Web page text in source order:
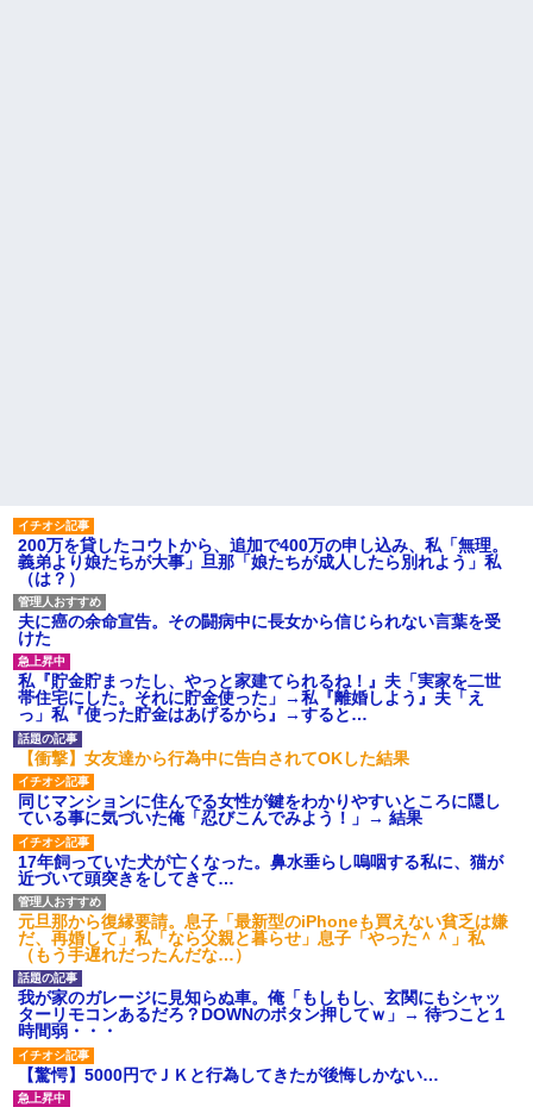
触らないでよ！」キチママ『そ
こに金庫があったから、開けて
みようとしただけ☆』義兄「泥
は出てけ！二度と来るな！」結
果・・・
私「初めて飲む味だけどなん
のお茶？」彼「ちっ！」私「」
【GIF】JSのカンチョーワロ
タ
後続車にクラクションを鳴ら
され彼氏が逆切れ。「何クラク
ション鳴らしてんだ！降りてこ
いよ！」と怒鳴りだし...
【衝撃】報酬100万円超の治験
募集がこちらｗｗｗｗｗ(※画像
あり)
【ネット騒然】惨殺されたタ
ワマン頂き女子のこの動画、す
げえええええｗｗｗｗｗｗｗｗ
ｗｗｗ
【愕然】白のクラウン俺氏、
高速道路左車線を制限速度で走
った結果wwwwwwwwwwww
百年の恋12-899 食べた量を
張り合ってくる
【悲報】佐藤輝明・・・２軍
でも盛大にやらかす←あまり悲
しませないでくれ
200万を貸したコウトから、追加で400万の申し込み、私「無理。
義弟より娘たちが大事」旦那「娘たちが成人したら別れよう」私
（は？）
夫に癌の余命宣告。その闘病中に長女から信じられない言葉を受
けた
私『貯金貯まったし、やっと家建てられるね！』夫「実家を二世
帯住宅にした。それに貯金使った」→私『離婚しよう』夫「え
っ」私『使った貯金はあげるから』→すると…
【衝撃】女友達から行為中に告白されてOKした結果
同じマンションに住んでる女性が鍵をわかりやすいところに隠し
ている事に気づいた俺「忍びこんでみよう！」→ 結果
17年飼っていた犬が亡くなった。鼻水垂らし嗚咽する私に、猫が
近づいて頭突きをしてきて…
元旦那から復縁要請。息子「最新型のiPhoneも買えない貧乏は嫌
だ、再婚して」私「なら父親と暮らせ」息子「やった＾＾」私
（もう手遅れだったんだな…）
我が家のガレージに見知らぬ車。俺「もしもし、玄関にもシャッ
ターリモコンあるだろ？DOWNのボタン押してｗ」→ 待つこと１
時間弱・・・
【驚愕】5000円でＪＫと行為してきたが後悔しかない…